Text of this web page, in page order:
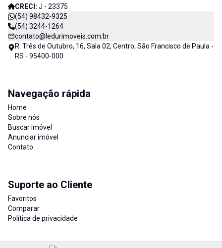
CRECI: J - 23375
(54) 98432-9325
(54) 3244-1264
contato@ledurimoveis.com.br
R. Três de Outubro, 16, Sala 02, Centro, São Francisco de Paula -
RS - 95400-000
Navegação rápida
Home
Sobre nós
Buscar imóvel
Anunciar imóvel
Contato
Suporte ao Cliente
Favoritos
Comparar
Política de privacidade